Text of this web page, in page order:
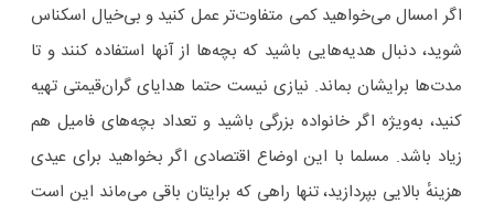
اگر امسال می‌خواهید کمی متفاوت‌تر عمل کنید و بی‌خیال اسکناس
شوید، دنبال هدیه‌هایی باشید که بچه‌ها از آنها استفاده کنند و تا
مدت‌ها برایشان بماند. نیازی نیست حتما هدایای گران‌قیمتی تهیه
کنید، به‌ویژه اگر خانواده بزرگی باشید و تعداد بچه‌های فامیل هم
زیاد باشد. مسلما با این اوضاع اقتصادی اگر بخواهید برای عیدی
هزینهٔ بالایی بپردازید، تنها راهی‌ که برایتان باقی می‌ماند این است